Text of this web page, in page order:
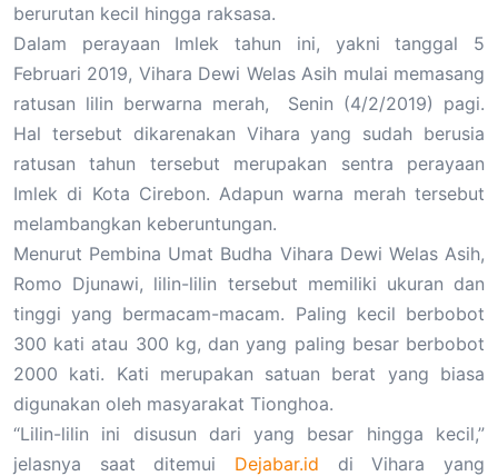
berurutan kecil hingga raksasa.
Dalam perayaan Imlek tahun ini, yakni tanggal 5
Februari 2019, Vihara Dewi Welas Asih mulai memasang
ratusan lilin berwarna merah, Senin (4/2/2019) pagi.
Hal tersebut dikarenakan Vihara yang sudah berusia
ratusan tahun tersebut merupakan sentra perayaan
Imlek di Kota Cirebon. Adapun warna merah tersebut
melambangkan keberuntungan.
Menurut Pembina Umat Budha Vihara Dewi Welas Asih,
Romo Djunawi, lilin-lilin tersebut memiliki ukuran dan
tinggi yang bermacam-macam. Paling kecil berbobot
300 kati atau 300 kg, dan yang paling besar berbobot
2000 kati. Kati merupakan satuan berat yang biasa
digunakan oleh masyarakat Tionghoa.
“Lilin-lilin ini disusun dari yang besar hingga kecil,”
jelasnya saat ditemui Dejabar.id di Vihara yang